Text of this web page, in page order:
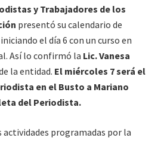
y Trabajadores de los
presentó su calendario de
el día 6 con un curso en
Así lo confirmó la Lic. Vanesa
la entidad. El miércoles 7 será el
en el Busto a Mariano
del Periodista.
actividades programadas por la